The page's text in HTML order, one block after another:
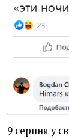
9 серпня у